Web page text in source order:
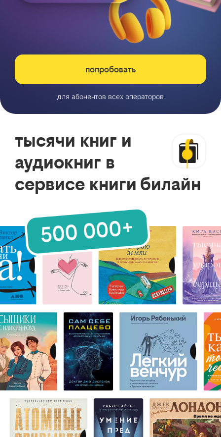
попробовать
для абонентов всех операторов
тысячи книг и
аудиокниг в
сервисе книги билайн